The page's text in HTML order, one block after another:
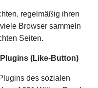
regelmäßig ihren
Browser sammeln
Seiten.
(Like-Button)
des sozialen